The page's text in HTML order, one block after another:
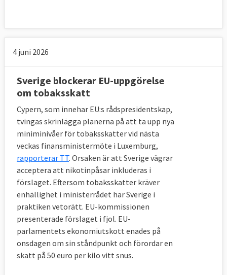
4 juni 2026
Sverige blockerar EU-uppgörelse
om tobaksskatt
Cypern, som innehar EU:s rådspresidentskap,
tvingas skrinlägga planerna på att ta upp nya
miniminivåer för tobaksskatter vid nästa
veckas finansministermöte i Luxemburg,
rapporterar TT. Orsaken är att Sverige vägrar
acceptera att nikotinpåsar inkluderas i
förslaget. Eftersom tobaksskatter kräver
enhällighet i ministerrådet har Sverige i
praktiken vetorätt. EU-kommissionen
presenterade förslaget i fjol. EU-
parlamentets ekonomiutskott enades på
onsdagen om sin ståndpunkt och förordar en
skatt på 50 euro per kilo vitt snus.